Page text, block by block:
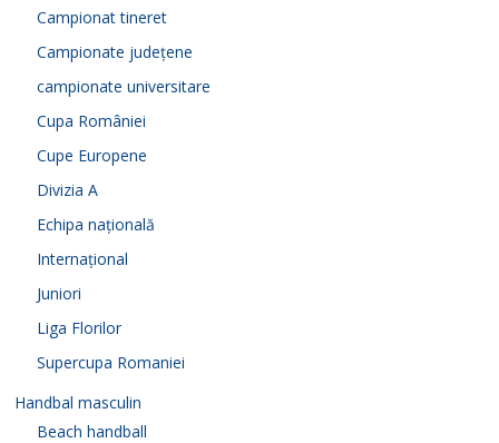
Campionat tineret
Campionate județene
campionate universitare
Cupa României
Cupe Europene
Divizia A
Echipa națională
Internațional
Juniori
Liga Florilor
Supercupa Romaniei
Handbal masculin
Beach handball